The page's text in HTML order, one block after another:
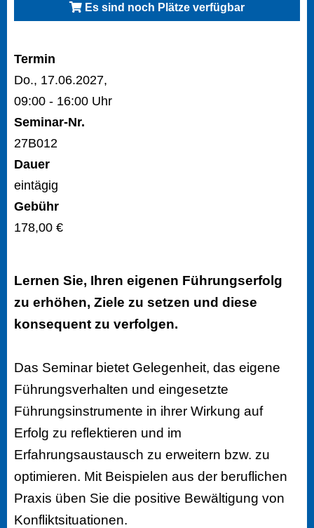
Es sind noch Plätze verfügbar
Termin
Do., 17.06.2027,
09:00 - 16:00 Uhr
Seminar-Nr.
27B012
Dauer
eintägig
Gebühr
178,00 €
Lernen Sie, Ihren eigenen Führungserfolg
zu erhöhen, Ziele zu setzen und diese
konsequent zu verfolgen.
Das Seminar bietet Gelegenheit, das eigene
Führungsverhalten und eingesetzte
Führungsinstrumente in ihrer Wirkung auf
Erfolg zu reflektieren und im
Erfahrungsaustausch zu erweitern bzw. zu
optimieren. Mit Beispielen aus der beruflichen
Praxis üben Sie die positive Bewältigung von
Konfliktsituationen.